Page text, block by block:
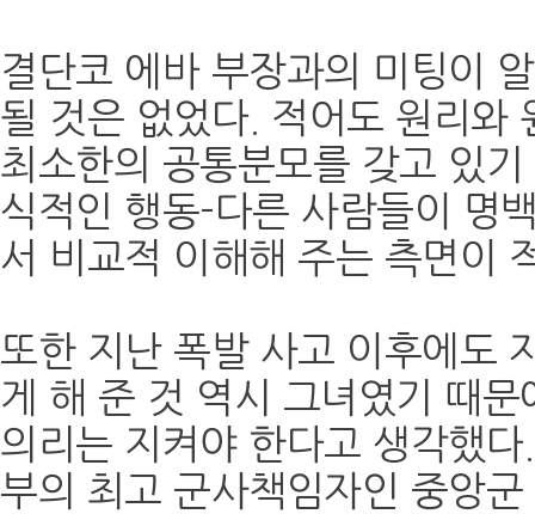
결단코 에바 부장과의 미팅이
될 것은 없었다. 적어도 원리와
최소한의 공통분모를 갖고 있
식적인 행동-다른 사람들이 명
서 비교적 이해해 주는 측면이
또한 지난 폭발 사고 이후에도
게 해 준 것 역시 그녀였기 때
의리는 지켜야 한다고 생각했
부의 최고 군사책임자인 중앙